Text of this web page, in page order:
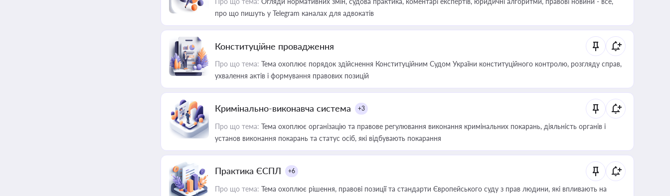
про що пишуть у Telegram каналах для адвокатів
Конституційне провадження
Про що тема: Тема охоплює порядок здійснення Конституційним Судом України конституційного контролю, розгляду справ,
ухвалення актів і формування правових позицій
Кримінально-виконавча система +3
Про що тема: Тема охоплює організацію та правове регулювання виконання кримінальних покарань, діяльність органів і
установ виконання покарань та статус осіб, які відбувають покарання
Практика ЄСПЛ +6
Про що тема: Тема охоплює рішення, правові позиції та стандарти Європейського суду з прав людини, які впливають на